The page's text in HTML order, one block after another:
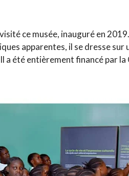
ce musée, inauguré en
apparentes, il se dresse sur
été entièrement financé par la